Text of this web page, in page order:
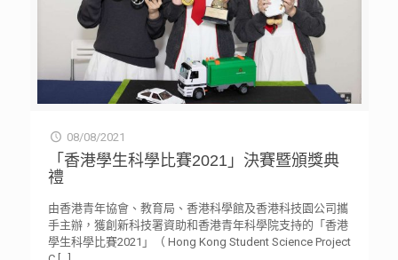
08/08/2021
「香港學生科學比賽2021」決賽暨頒獎典
禮
由香港青年協會、教育局、香港科學館及香港科技園公司攜
手主辦，獲創新科技署資助和香港青年科學院支持的「香港
學生科學比賽2021」（ Hong Kong Student Science Project